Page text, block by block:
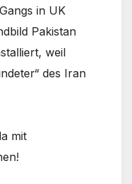
in UK
Pakistan
weil
des Iran
mit